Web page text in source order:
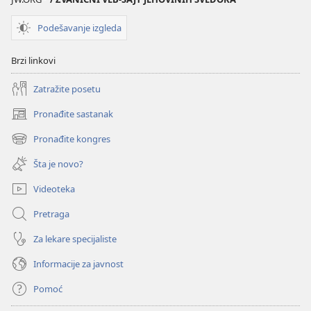
Podešavanje izgleda
Brzi linkovi
Zatražite posetu
Pronađite sastanak
(otvara
novi
prozor)
Pronađite kongres
(otvara
novi
prozor)
Šta je novo?
Videoteka
Pretraga
Za lekare specijaliste
Informacije za javnost
Pomoć